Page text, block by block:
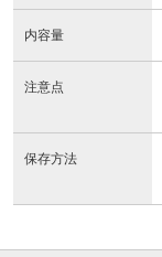
内容量
注意点
保存方法